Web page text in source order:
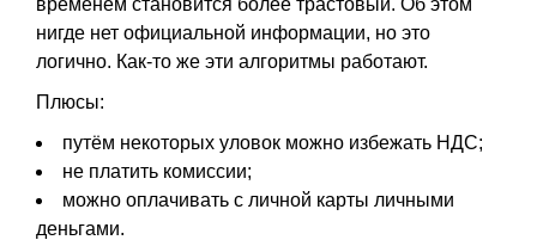
нигде нет официальной информации, но это
логично. Как-то же эти алгоритмы работают.
Плюсы:
путём некоторых уловок можно избежать НДС;
не платить комиссии;
можно оплачивать с личной карты личными
деньгами.